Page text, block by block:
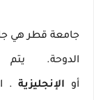
جامعة قطر هي
الدوحة.
أو الإنجليزية.